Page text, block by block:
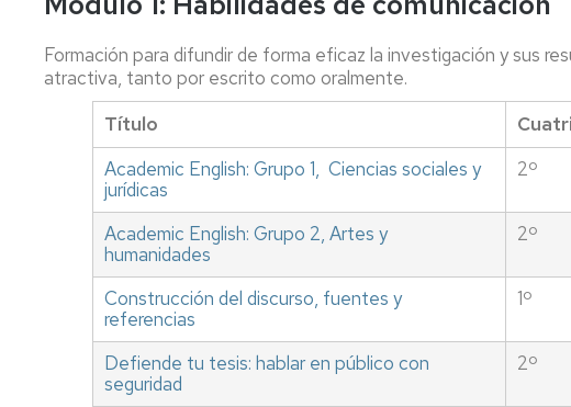
Formación para difundir de forma eficaz la investigación y sus
atractiva, tanto por escrito como oralmente.
Título
Academic English: Grupo 1, Ciencias sociales y
jurídicas
2º
Academic English: Grupo 2, Artes y
humanidades
2º
Construcción del discurso, fuentes y
referencias
1º
Defiende tu tesis: hablar en público con
seguridad
2º